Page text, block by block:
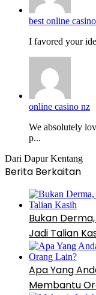
best online
I favored your
online casino nz
We absolutely
p...
Dari Dapur Kentang
Berita Berkaitan
Bukan
Jadi Talian
Apa Yang
Membantu